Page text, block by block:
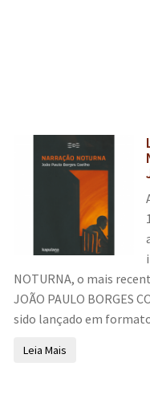
NOTURNA, o mais
JOÃO PAULO BORGES
sido lançado em
Leia Mais